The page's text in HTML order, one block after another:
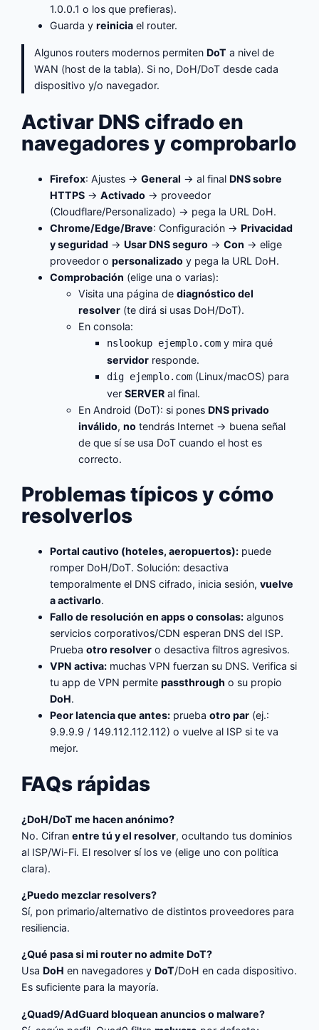
1.0.0.1 o los que prefieras).
Guarda yreinicia el router.
Algunos routers modernos permitenDoT a nivel de
WAN (host de la tabla). Si no, DoH/DoT desde cada
dispositivo y/o navegador.
Activar DNS cifrado en
navegadores y comprobarlo
Firefox: Ajustes →General → al finalDNS sobre
HTTPS →Activado → proveedor
(Cloudflare/Personalizado) → pega la URL DoH.
Chrome/Edge/Brave: Configuración →Privacidad
y seguridad →Usar DNS seguro →Con → elige
proveedor opersonalizado y pega la URL DoH.
Comprobación (elige una o varias):
Visita una página dediagnóstico del
resolver (te dirá si usas DoH/DoT).
En consola:
nslookup ejemplo.com y mira qué
servidor responde.
dig ejemplo.com (Linux/macOS) para
verSERVER al final.
En Android (DoT): si ponesDNS privado
inválido,no tendrás Internet → buena señal
de que sí se usa DoT cuando el host es
correcto.
Problemas típicos y cómo
resolverlos
Portal cautivo (hoteles, aeropuertos): puede
romper DoH/DoT. Solución: desactiva
temporalmente el DNS cifrado, inicia sesión,vuelve
a activarlo.
Fallo de resolución en apps o consolas: algunos
servicios corporativos/CDN esperan DNS del ISP.
Pruebaotro resolver o desactiva filtros agresivos.
VPN activa: muchas VPN fuerzan su DNS. Verifica si
tu app de VPN permitepassthrough o su propio
DoH.
Peor latencia que antes: pruebaotro par (ej.:
9.9.9.9 / 149.112.112.112) o vuelve al ISP si te va
mejor.
FAQs rápidas
¿DoH/DoT me hacen anónimo?
No. Cifranentre tú y el resolver, ocultando tus dominios
al ISP/Wi-Fi. El resolver sí los ve (elige uno con política
clara).
¿Puedo mezclar resolvers?
Sí, pon primario/alternativo de distintos proveedores para
resiliencia.
¿Qué pasa si mi router no admite DoT?
UsaDoH en navegadores yDoT/DoH en cada dispositivo.
Es suficiente para la mayoría.
¿Quad9/AdGuard bloquean anuncios o malware?